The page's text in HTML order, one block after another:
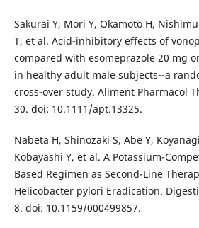
Sakurai Y, Mori Y, Okamoto H,
T, et al. Acid-inhibitory effects of
compared with esomeprazole 20 mg
in healthy adult male subjects--a
cross-over study. Aliment Pharmacol
30. doi: 10.1111/apt.13325.
Nabeta H, Shinozaki S, Abe Y,
Kobayashi Y, et al. A Potassium-
Based Regimen as Second-Line
Helicobacter pylori Eradication.
8. doi: 10.1159/000499857.